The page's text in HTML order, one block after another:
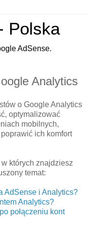
Polska
AdSense.
Analytics
o Google Analytics
optymalizować
mobilnych,
ich komfort
których znajdziesz
temat:
AdSense i Analytics?
Analytics?
połączeniu kont